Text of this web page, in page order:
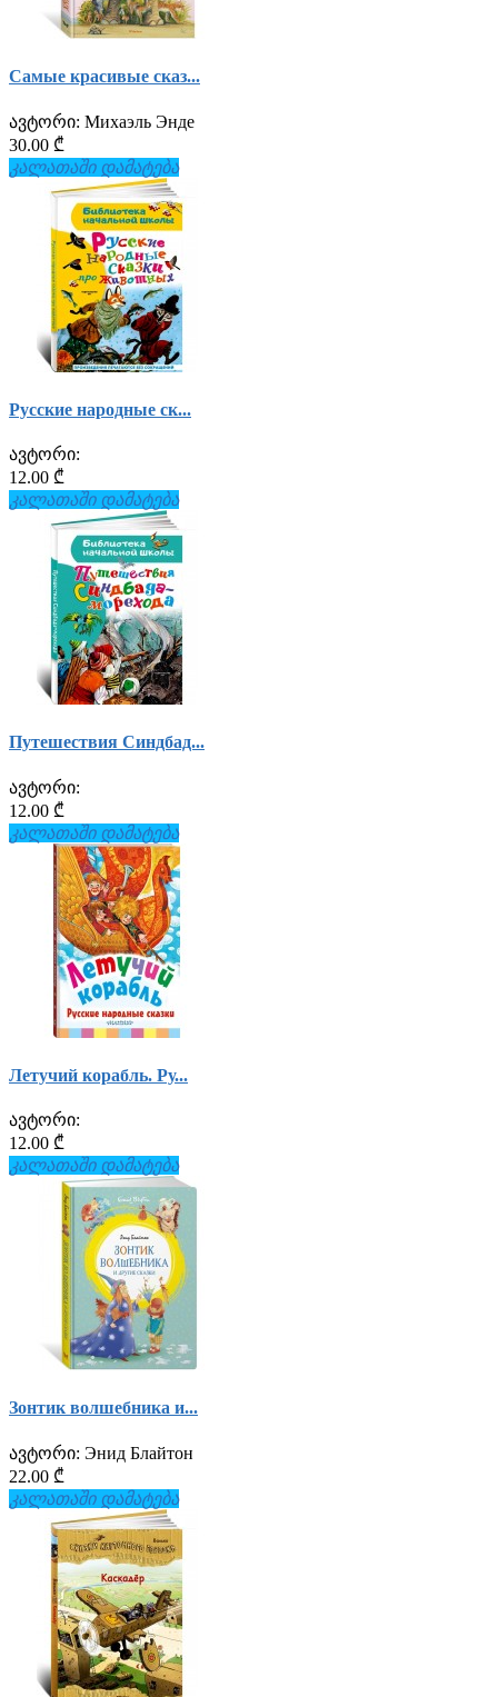
Самые красивые сказ...
ავტორი: Михаэль Энде
30.00 ₾
კალათაში დამატება
Русские народные ск...
ავტორი:
12.00 ₾
კალათაში დამატება
Путешествия Синдбад...
ავტორი:
12.00 ₾
კალათაში დამატება
Летучий корабль. Ру...
ავტორი:
12.00 ₾
კალათაში დამატება
Зонтик волшебника и...
ავტორი: Энид Блайтон
22.00 ₾
კალათაში დამატება